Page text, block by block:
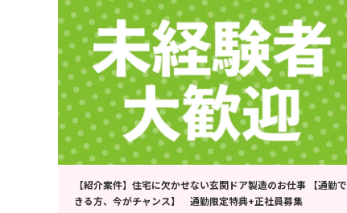
【紹介案件】住宅に欠かせない玄関ドア製造のお仕事 【通勤で
きる方、今がチャンス】 通勤限定特典+正社員募集